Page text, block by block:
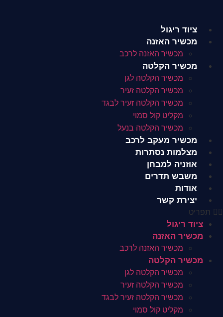
ציוד ריגול
מכשיר האזנה
מכשיר האזנה לרכב
מכשיר הקלטה
מכשיר הקלטה לגן
מכשיר הקלטה זעיר
מכשיר הקלטה זעיר לבגד
מקליט קול סמוי
מכשיר הקלטה בנעל
מכשיר מעקב לרכב
מצלמות נסתרות
אוזניה למבחן
משבש תדרים
אודות
יצירת קשר
תפריט
ציוד ריגול
מכשיר האזנה
מכשיר האזנה לרכב
מכשיר הקלטה
מכשיר הקלטה לגן
מכשיר הקלטה זעיר
מכשיר הקלטה זעיר לבגד
מקליט קול סמוי